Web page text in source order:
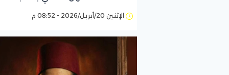
قويةالإثنين 20/أبريل/2026 - 08:52 م